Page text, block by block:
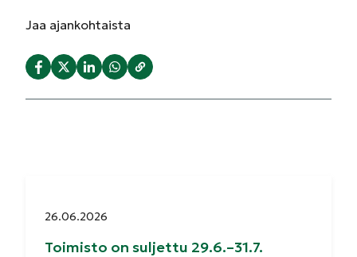
Jaa ajankohtaista
Julkaistu:
26.06.2026
Toimisto on suljettu 29.6.–31.7.